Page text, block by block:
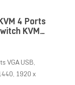
4 Ports
KVM -
VGA USB,
1920 x